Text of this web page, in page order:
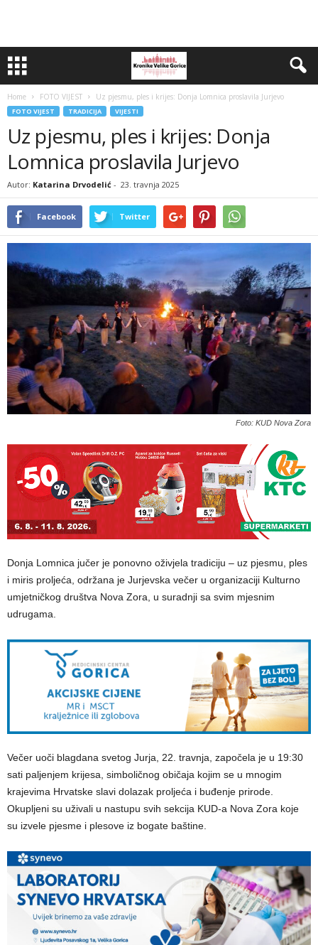
Home FOTO VIJEST Uz pjesmu, ples i krijes: Donja Lomnica proslavila Jurjevo
FOTO VIJEST TRADICIJA VIJESTI
Uz pjesmu, ples i krijes: Donja
Lomnica proslavila Jurjevo
Autor: Katarina Drvodelić - 23. travnja 2025
Facebook Twitter
Foto: KUD Nova Zora
Donja Lomnica jučer je ponovno oživjela tradiciju – uz pjesmu, ples
i miris proljeća, održana je Jurjevska večer u organizaciji Kulturno
umjetničkog društva Nova Zora, u suradnji sa svim mjesnim
udrugama.
Večer uoči blagdana svetog Jurja, 22. travnja, započela je u 19:30
sati paljenjem krijesa, simboličnog običaja kojim se u mnogim
krajevima Hrvatske slavi dolazak proljeća i buđenje prirode.
Okupljeni su uživali u nastupu svih sekcija KUD-a Nova Zora koje
su izvele pjesme i plesove iz bogate baštine.